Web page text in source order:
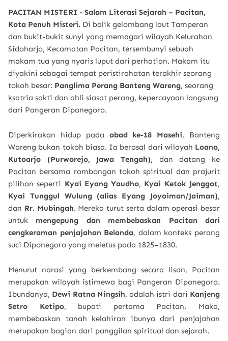
PACITAN MISTERI - Salam Literasi Sejarah – Pacitan,
Kota Penuh Misteri. Di balik gelombang laut Tamperan
dan bukit-bukit sunyi yang memagari wilayah Kelurahan
Sidoharjo, Kecamatan Pacitan, tersembunyi sebuah
makam tua yang nyaris luput dari perhatian. Makam itu
diyakini sebagai tempat peristirahatan terakhir seorang
tokoh besar: Panglima Perang Banteng Wareng, seorang
ksatria sakti dan ahli siasat perang, kepercayaan langsung
dari Pangeran Diponegoro.
Diperkirakan hidup pada abad ke-18 Masehi, Banteng
Wareng bukan tokoh biasa. Ia berasal dari wilayah Loano,
Kutoarjo (Purworejo, Jawa Tengah), dan datang ke
Pacitan bersama rombongan tokoh spiritual dan prajurit
pilihan seperti Kyai Eyang Yaudho, Kyai Ketok Jenggot,
Kyai Tunggul Wulung (alias Eyang Joyoiman/Jaiman),
dan Rr. Mubingah. Mereka turut serta dalam operasi besar
untuk mengepung dan membebaskan Pacitan dari
cengkeraman penjajahan Belanda, dalam konteks perang
suci Diponegoro yang meletus pada 1825–1830.
Menurut narasi yang berkembang secara lisan, Pacitan
merupakan wilayah istimewa bagi Pangeran Diponegoro.
Ibundanya, Dewi Ratna Ningsih, adalah istri dari Kanjeng
Setro Ketipo, bupati pertama Pacitan. Maka,
membebaskan tanah kelahiran ibunya dari penjajahan
merupakan bagian dari panggilan spiritual dan sejarah.